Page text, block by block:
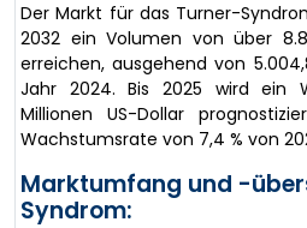
Der Markt für das Turner-
2032 ein Volumen von über
erreichen, ausgehend von
Jahr 2024. Bis 2025 wird ein
Millionen US-Dollar
Wachstumsrate von 7,4 % von
Marktumfang und -
Syndrom: